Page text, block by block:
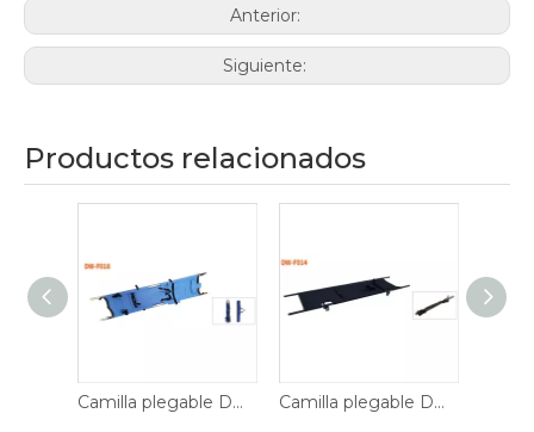
Anterior:
Siguiente:
Productos relacionados
Camilla plegable DW-F014 Camilla plegable DW-F010